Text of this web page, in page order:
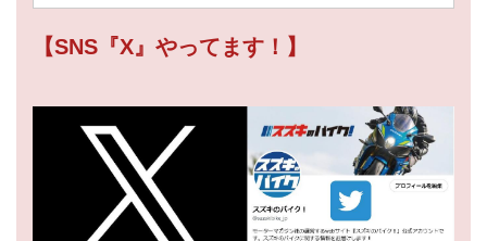
【SNS『X』やってます！】